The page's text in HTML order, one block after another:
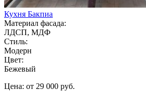
Кухня Бакпиа
Материал фасада:
ЛДСП, МДФ
Стиль:
Модерн
Цвет:
Бежевый
Цена: от 29 000 руб.